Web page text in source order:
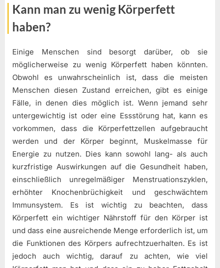
Kann man zu wenig Körperfett
haben?
Einige Menschen sind besorgt darüber, ob sie
möglicherweise zu wenig Körperfett haben könnten.
Obwohl es unwahrscheinlich ist, dass die meisten
Menschen diesen Zustand erreichen, gibt es einige
Fälle, in denen dies möglich ist. Wenn jemand sehr
untergewichtig ist oder eine Essstörung hat, kann es
vorkommen, dass die Körperfettzellen aufgebraucht
werden und der Körper beginnt, Muskelmasse für
Energie zu nutzen. Dies kann sowohl lang- als auch
kurzfristige Auswirkungen auf die Gesundheit haben,
einschließlich unregelmäßiger Menstruationszyklen,
erhöhter Knochenbrüchigkeit und geschwächtem
Immunsystem. Es ist wichtig zu beachten, dass
Körperfett ein wichtiger Nährstoff für den Körper ist
und dass eine ausreichende Menge erforderlich ist, um
die Funktionen des Körpers aufrechtzuerhalten. Es ist
jedoch auch wichtig, darauf zu achten, wie viel